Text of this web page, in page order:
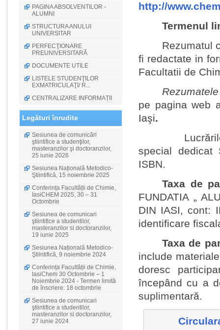
PAGINA ABSOLVENTILOR -
ALUMNI
STRUCTURA ANULUI
UNIVERSITAR
PERFECŢIONARE
PREUNIVERSITARĂ
DOCUMENTE UTILE
LISTELE STUDENŢILOR
EXMATRICULAŢI/ R...
CENTRALIZARE INFORMAȚII
Legături înrudite
Sesiunea de comunicări
ştiintifice a studenţilor,
masteranzilor şi doctoranzilor,
25 iunie 2026
Sesiunea Națională Metodico-
Ştiintifică, 15 noiembrie 2025
Conferința Facultății de Chimie,
IasiCHEM 2025, 30 – 31
Octombrie
Sesiunea de comunicari
ştiintifice a studentilor,
masteranzilor si doctoranzilor,
19 iunie 2025
Sesiunea Națională Metodico-
Ştiintifică, 9 noiembrie 2024
Conferința Facultății de Chimie,
IasiChem 30 Octombrie – 1
Noiembrie 2024 - Termen limită
de înscriere: 18 octombrie
Sesiunea de comunicari
ştiintifice a studentilor,
masteranzilor si doctoranzilor,
27 iunie 2024
http://
Termenul
Rezumatul
fi redactate in
Facultatii de
pe pagina web
Iaşi.
special dedicat
ISBN.
Taxa de
FUNDATIA „
DIN IASI, cont:
identificare
Taxa de
include
doresc
începând cu a
suplimentară.